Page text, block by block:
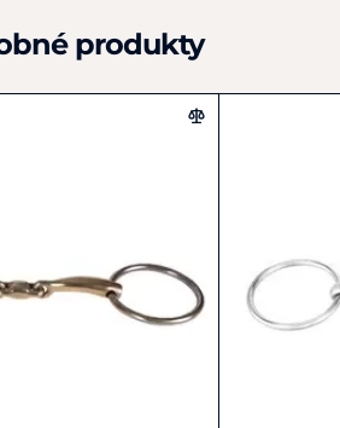
pohyb čelisti a elastické spojení
koněm
tlak rovnoměrně, vhodné i
jemný kontakt a pohyblivost udidla
citlivé na louskáčkový efekt,
produkty